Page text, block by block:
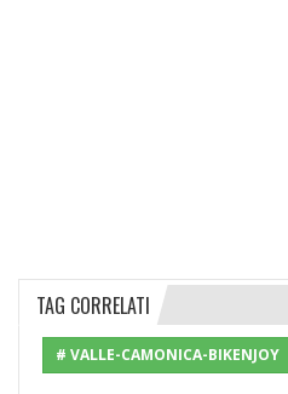
TAG CORRELATI
# VALLE-CAMONICA-BIKENJOY